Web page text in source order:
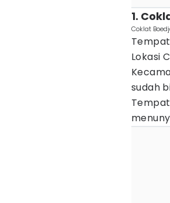
1.
Coklat
Lokasi
sudah